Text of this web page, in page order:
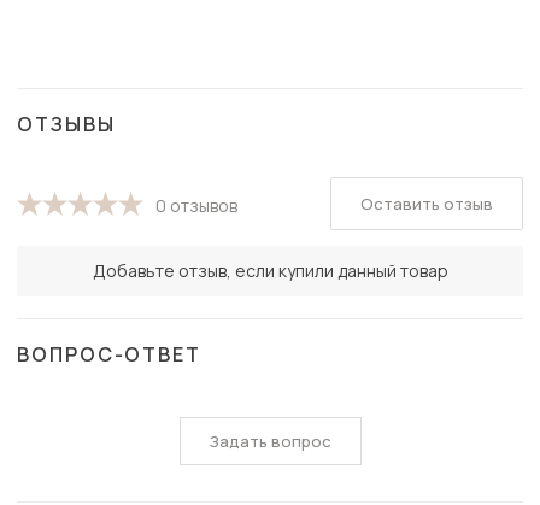
ОТЗЫВЫ
0 отзывов
Добавьте отзыв, если купили данный товар
Оставить отзыв
ВОПРОС-ОТВЕТ
Задать вопрос